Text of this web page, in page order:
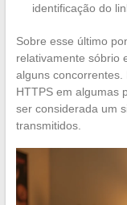
identificação do
Sobre esse último
relativamente sóbrio
alguns
HTTPS em algumas
ser considerada um
transmitidos.